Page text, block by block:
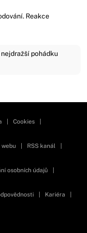
Reakce
nejdražší pohádku
Cookies
RSS kanál
osobních údajů
Kariéra